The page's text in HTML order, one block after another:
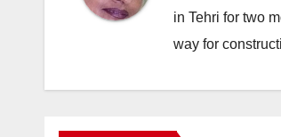
in Tehri for two
way for